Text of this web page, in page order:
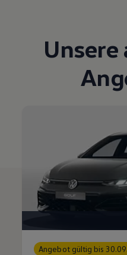
Angebot gültig bis